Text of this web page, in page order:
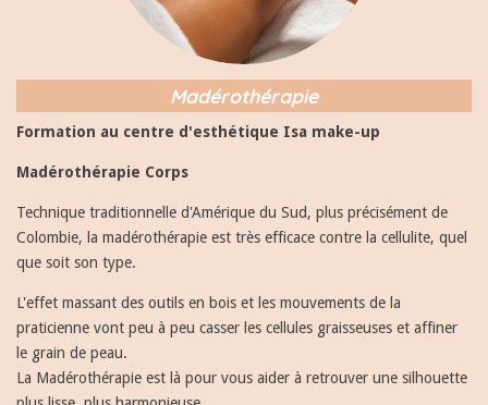
Madérothérapie
Formation au centre d'esthétique Isa make-up
Madérothérapie Corps
Technique traditionnelle d'Amérique du Sud, plus précisément de
Colombie, la madérothérapie est très efficace contre la cellulite, quel
que soit son type.
L'effet massant des outils en bois et les mouvements de la
praticienne vont peu à peu casser les cellules graisseuses et affiner
le grain de peau.
La Madérothérapie est là pour vous aider à retrouver une silhouette